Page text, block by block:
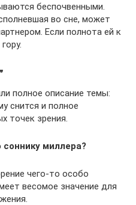
беспочвенными.
во сне, может
Если полнота ей к
полное описание темы:
снится и полное
точек зрения.
миллера?
чего-то особо
весомое значение для